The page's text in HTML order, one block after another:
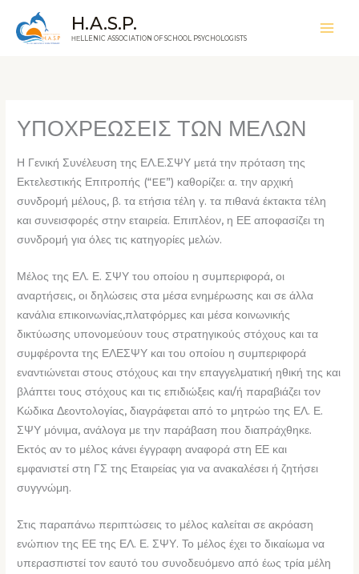
στο
περιεχόμενο
H.A.S.P.
ΗΕLLENIC ASSOCIATION OF SCHOOL PSYCHOLOGISTS
ΥΠΟΧΡΕΩΣΕΙΣ ΤΩΝ ΜΕΛΩΝ
Η Γενική Συνέλευση της ΕΛ.Ε.ΣΨΥ μετά την πρόταση της
Εκτελεστικής Επιτροπής (“EE”) καθορίζει: α. την αρχική
συνδρομή μέλους, β. τα ετήσια τέλη γ. τα πιθανά έκτακτα τέλη
και συνεισφορές στην εταιρεία. Επιπλέον, η ΕΕ αποφασίζει τη
συνδρομή για όλες τις κατηγορίες μελών.
Μέλος της ΕΛ. Ε. ΣΨΥ του οποίου η συμπεριφορά, οι
αναρτήσεις, οι δηλώσεις στα μέσα ενημέρωσης και σε άλλα
κανάλια επικοινωνίας,πλατφόρμες και μέσα κοινωνικής
δικτύωσης υπονομεύουν τους στρατηγικούς στόχους και τα
συμφέροντα της ΕΛΕΣΨΥ και του οποίου η συμπεριφορά
εναντιώνεται στους στόχους και την επαγγελματική ηθική της και
βλάπτει τους στόχους και τις επιδιώξεις και/ή παραβιάζει τον
Κώδικα Δεοντολογίας, διαγράφεται από το μητρώο της ΕΛ. Ε.
ΣΨΥ μόνιμα, ανάλογα με την παράβαση που διαπράχθηκε.
Εκτός αν το μέλος κάνει έγγραφη αναφορά στη ΕΕ και
εμφανιστεί στη ΓΣ της Εταιρείας για να ανακαλέσει ή ζητήσει
συγγνώμη.
Στις παραπάνω περιπτώσεις το μέλος καλείται σε ακρόαση
ενώπιον της ΕΕ της ΕΛ. Ε. ΣΨΥ. Το μέλος έχει το δικαίωμα να
υπερασπιστεί τον εαυτό του συνοδευόμενο από έως τρία μέλη